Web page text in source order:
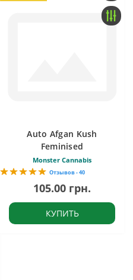
Auto Afgan Kush
Feminised
Monster Cannabis
Отзывов - 40
105.00 грн.
КУПИТЬ